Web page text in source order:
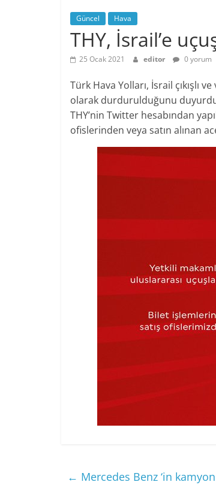
Güncel Hava
THY, İsrail’e
25 Ocak 2021 editor 0 yorum
Türk Hava Yolları, İsrail çıkışlı
olarak durdurulduğunu
THY’nin Twitter hesabından
ofislerinden veya satın alınan
← Mercedes Benz ‘in